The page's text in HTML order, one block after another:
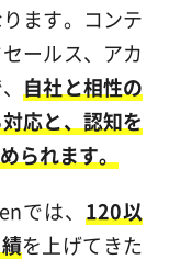
ます。コンテ
ールス、アカ
自社と相性の
応と、認知を
られます。
では、 120以
を上げてきた